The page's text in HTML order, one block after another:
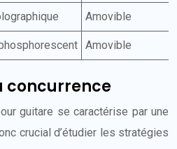
Amovible
Amovible
concurrence
guitare se caractérise par une
crucial d’étudier les stratégies